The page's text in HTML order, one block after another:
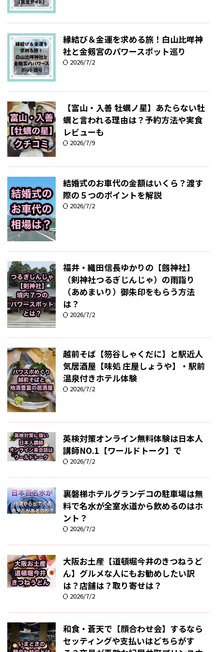
縁結び＆金運を求める旅！白山比咩神
社と金剱宮のパワースポット巡り
2026/7/2
【富山・入善 牡蠣ノ星】あたらない牡
蠣と言われる理由は？予約方法や実食
レビューも
2026/7/9
結婚式のお車代の金額はいくら？渡す
際の５つのポイントを解説
2026/7/2
福井・織田信長ゆかりの【劔神社】
（剣神社つるぎじんじゃ）の雨詣り
（あめまいり）御朱印をもらう方法
は？
2026/7/2
越前そば【笏谷しゃくだに】と駅近人
気居酒屋【味処 庄屋しょうや】・駅前
温泉付きホテル体験
2026/7/2
英検対策オンライン無料体験は日本人
講師NO.1【ワールドトーク】で
2026/7/2
裏磐梯ホテルグランデコの駐車場は無
料で名水が全室水道から飲めるのはホ
ント？
2026/7/2
大阪お土産【道頓堀今井のきつねうど
ん】グルメな人にもお勧めしたい訳
は？店舗は？取り寄せは？
2026/7/2
和食・蒼天で【顔合わせ会】するなら
セッティングや支払いはどちらがす